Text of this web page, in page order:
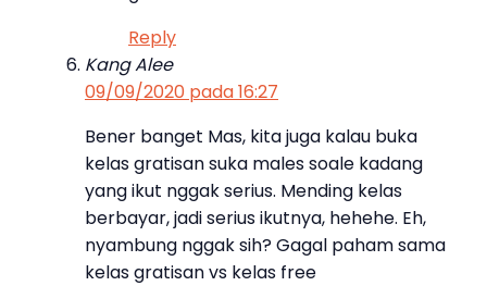
Reply
Kang Alee
09/09/2020 pada 16:27
Bener banget Mas, kita juga kalau buka
kelas gratisan suka males soale kadang
yang ikut nggak serius. Mending kelas
berbayar, jadi serius ikutnya, hehehe. Eh,
nyambung nggak sih? Gagal paham sama
kelas gratisan vs kelas free